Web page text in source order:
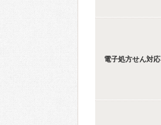
電子処方せん対応